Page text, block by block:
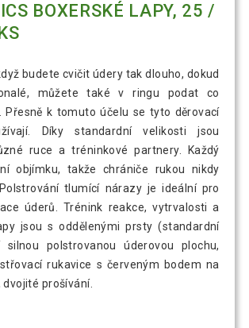
BOXERSKÉ LAPY, 25 /
budete cvičit údery tak dlouho, dokud
můžete také v ringu podat co
Přesně k tomuto účelu se tyto děrovací
Díky standardní velikosti jsou
ruce a tréninkové partnery. Každý
objímku, takže chrániče rukou nikdy
tlumící nárazy je ideální pro
úderů. Trénink reakce, vytrvalosti a
jsou s oddělenými prsty (standardní
silnou polstrovanou úderovou plochu,
rukavice s červeným bodem na
dvojité prošívání.